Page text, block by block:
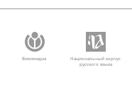
Викимедиа
Национальный корпус
русского языка